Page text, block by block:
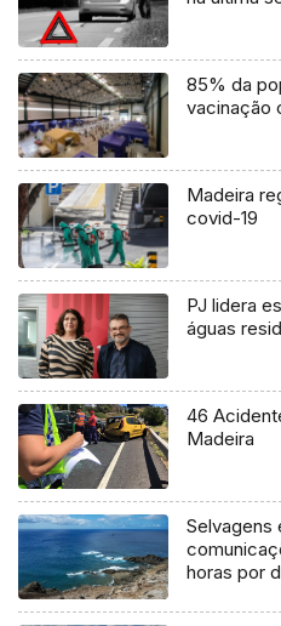
85% da
vacinação
Madeira
covid-19
PJ lidera
águas
46
Madeira
Selvagens
horas por